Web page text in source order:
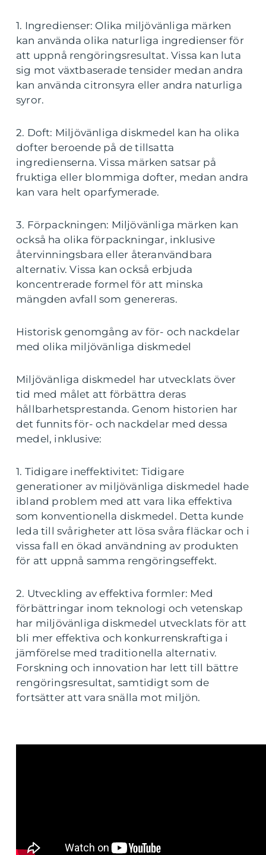
1. Ingredienser: Olika miljövänliga märken
kan använda olika naturliga ingredienser för
att uppnå rengöringsresultat. Vissa kan luta
sig mot växtbaserade tensider medan andra
kan använda citronsyra eller andra naturliga
syror.
2. Doft: Miljövänliga diskmedel kan ha olika
dofter beroende på de tillsatta
ingredienserna. Vissa märken satsar på
fruktiga eller blommiga dofter, medan andra
kan vara helt oparfymerade.
3. Förpackningen: Miljövänliga märken kan
också ha olika förpackningar, inklusive
återvinningsbara eller återanvändbara
alternativ. Vissa kan också erbjuda
koncentrerade formel för att minska
mängden avfall som genereras.
Historisk genomgång av för- och nackdelar
med olika miljövänliga diskmedel
Miljövänliga diskmedel har utvecklats över
tid med målet att förbättra deras
hållbarhetsprestanda. Genom historien har
det funnits för- och nackdelar med dessa
medel, inklusive:
1. Tidigare ineffektivitet: Tidigare
generationer av miljövänliga diskmedel hade
ibland problem med att vara lika effektiva
som konventionella diskmedel. Detta kunde
leda till svårigheter att lösa svåra fläckar och i
vissa fall en ökad användning av produkten
för att uppnå samma rengöringseffekt.
2. Utveckling av effektiva formler: Med
förbättringar inom teknologi och vetenskap
har miljövänliga diskmedel utvecklats för att
bli mer effektiva och konkurrenskraftiga i
jämförelse med traditionella alternativ.
Forskning och innovation har lett till bättre
rengöringsresultat, samtidigt som de
fortsätter att vara snälla mot miljön.